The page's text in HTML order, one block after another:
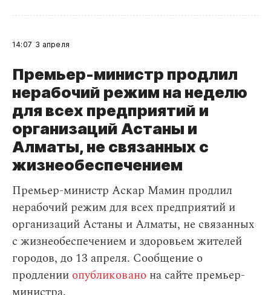
14:07 3 апреля
Премьер-министр продлил
нерабочий режим на неделю
для всех предприятий и
организаций Астаны и
Алматы, не связанных с
жизнеобеспечением
Премьер-министр Аскар Мамин продлил
нерабочий режим для всех предприятий и
организаций Астаны и Алматы, не связанных
с жизнеобеспечением и здоровьем жителей
городов, до 13 апреля. Сообщение о
продлении опубликовано на сайте премьер-